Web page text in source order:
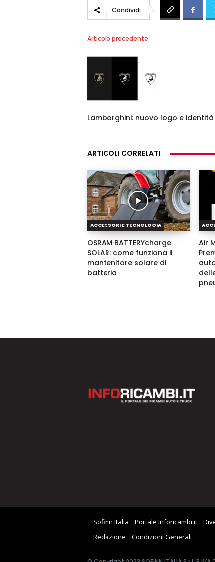
Condividi
Articolo precedente
Lamborghini: nuovo logo e identità
ARTICOLI CORRELATI
ACCESSORI E TECNOLOGIA
OSRAM BATTERYcharge
SOLAR: come funziona il
mantenitore solare di
batteria
Air
Sofinn Italia Portale Inforicambi.it
Redazione
Condizioni Generali